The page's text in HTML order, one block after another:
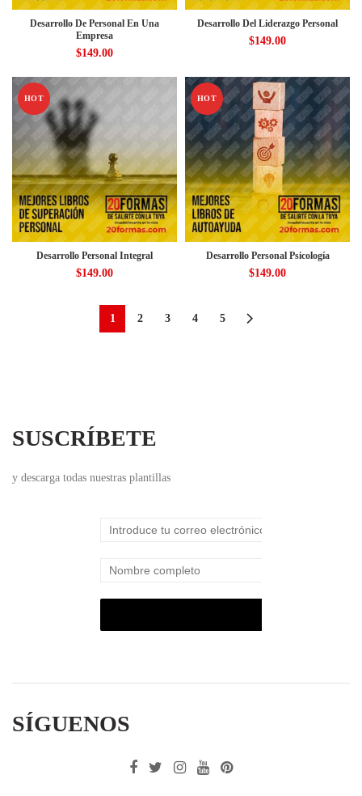
Desarrollo De Personal En Una
Empresa
$149.00
Desarrollo Del Liderazgo Personal
$149.00
HOT
Desarrollo Personal Integral
$149.00
HOT
Desarrollo Personal Psicología
$149.00
1 2 3 4 5
SUSCRÍBETE
y descarga todas nuestras plantillas
SÍGUENOS